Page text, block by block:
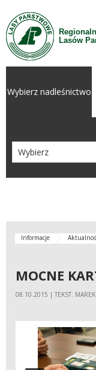
Przejdź do treści
Lasów
Wybierz nadleśnictwo
Informacje
MOCNE
08.10.2015 | TEKST: